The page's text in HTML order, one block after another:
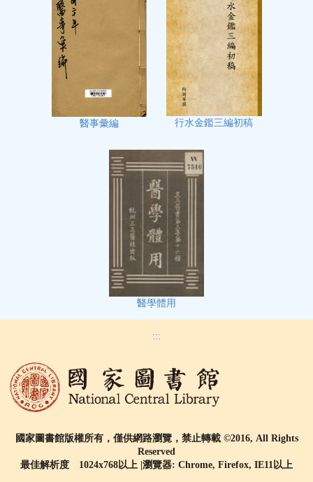
醫事彙編 行水金鑑三編初稿
醫學體用
:::
國家圖書館版權所有，僅供網路瀏覽，禁止轉載 ©2016, All Rights
Reserved
最佳解析度 1024x768以上 |瀏覽器: Chrome, Firefox, IE11以上